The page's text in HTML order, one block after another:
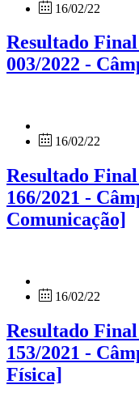
16/02/22
Resultado
003/2022 -
16/02/22
Resultado
166/2021 -
Comunicação]
16/02/22
Resultado
153/2021 -
Física]